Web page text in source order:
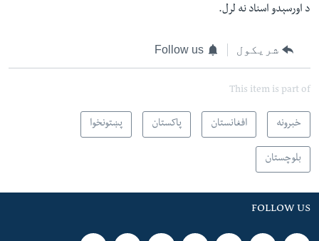
د اورسېدو اسناد نه لرل.
شریکول Follow us
This item is part of
خبرونه افغانستان پاکستان پښتونخوا
بلوچستان
FOLLOW US